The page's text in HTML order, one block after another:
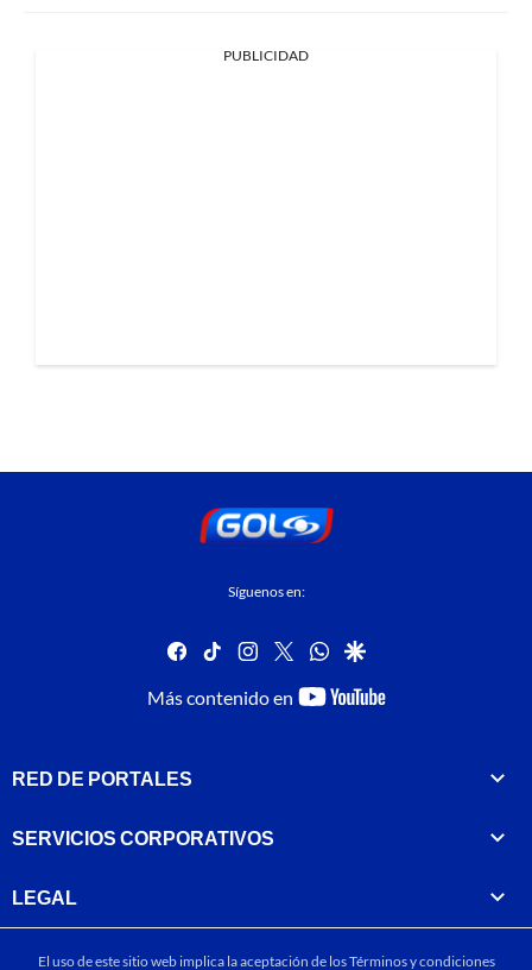
PUBLICIDAD
Síguenos en:
facebook
tiktok instagram
twitterwhatsapp
google
Más contenido en
youtube-
RED DE PORTALES
SERVICIOS CORPORATIVOS
LEGAL
El uso de este sitio web implica la aceptación de losTérminos y condiciones